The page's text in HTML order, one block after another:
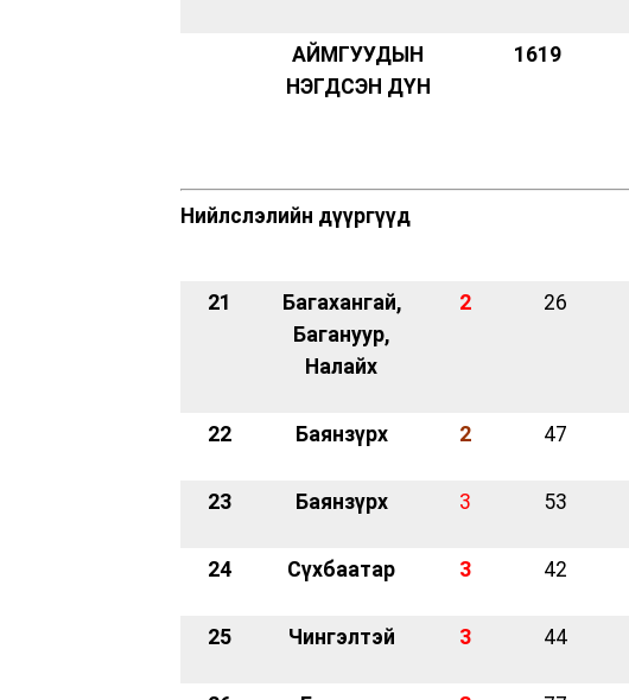
АЙМГУУДЫН
НЭГДСЭН ДҮН
1619
Нийлслэлийн дүүргүүд
21
Багахангай,
Багануур,
Налайх
2 26
22 Баянзүрх 2 47
23 Баянзүрх 3 53
24 Сүхбаатар 3 42
25 Чингэлтэй 3 44